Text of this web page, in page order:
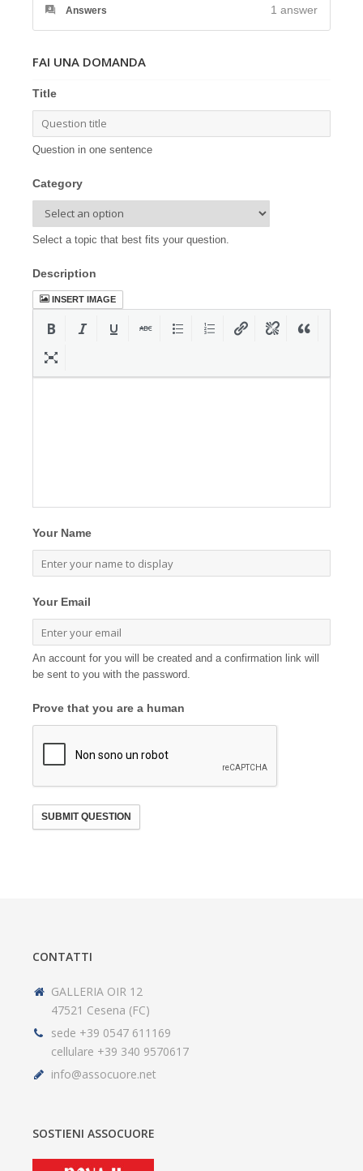
Answers 1 answer
FAI UNA DOMANDA
Title
Question in one sentence
Category
Select a topic that best fits your question.
Description
INSERT IMAGE
Your Name
Your Email
An account for you will be created and a confirmation link will
be sent to you with the password.
Prove that you are a human
SUBMIT QUESTION
CONTATTI
GALLERIA OIR 12
47521 Cesena (FC)
sede +39 0547 611169
cellulare +39 340 9570617
info@assocuore.net
SOSTIENI ASSOCUORE